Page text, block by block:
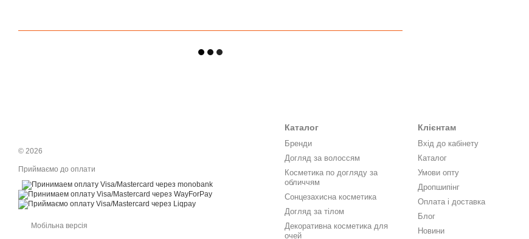
© 2026
Приймаємо до оплати
Мобільна версія
Каталог
Бренди
Догляд за волоссям
Косметика по догляду за
обличчям
Сонцезахисна косметика
Догляд за тілом
Декоративна косметика для
очей
Клієнтам
Вхід до кабінету
Каталог
Умови опту
Дропшипінг
Оплата і доставка
Блог
Новини